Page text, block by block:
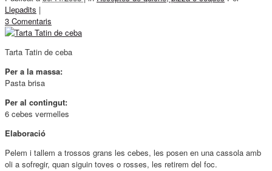
Llepadits |
3 Comentaris
Tarta Tatin de ceba
Per a la massa:
Pasta brisa
Per al contingut:
6 cebes vermelles
Elaboració
Pelem i tallem a trossos grans les cebes, les posen en una cassola amb
oli a sofregir, quan siguin toves o rosses, les retirem del foc.